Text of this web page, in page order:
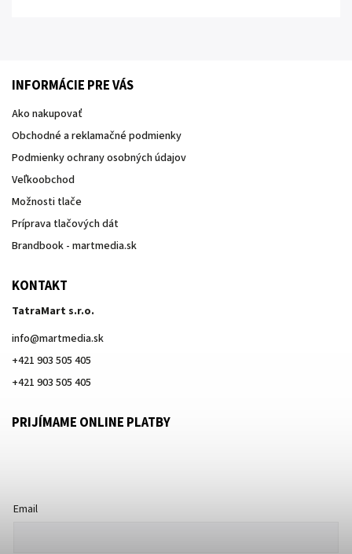
INFORMÁCIE PRE VÁS
Ako nakupovať
Obchodné a reklamačné podmienky
Podmienky ochrany osobných údajov
Veľkoobchod
Možnosti tlače
Príprava tlačových dát
Brandbook - martmedia.sk
KONTAKT
TatraMart s.r.o.
info@martmedia.sk
+421 903 505 405
+421 903 505 405
PRIJÍMAME ONLINE PLATBY
Email